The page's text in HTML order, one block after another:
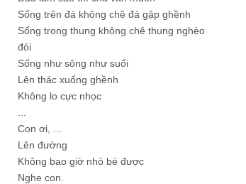
Sống trên đá không chê đá gập ghềnh
Sống trong thung không chê thung nghèo
đói
Sống như sông như suối
Lên thác xuống ghềnh
Không lo cực nhọc
Con ơi, ...
Lên đường
Không bao giờ nhỏ bé được
Nghe con.